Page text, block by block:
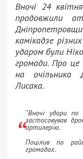
Вночі 24
продовжили
камікадзе
ударом були
громади. Про це
на очільника
Лисака.
“Вночі удари по
застосовував
артилерію.
Поцілив по
громадах.